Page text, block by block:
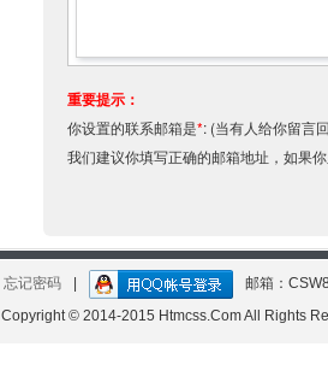
重要提示：
你设置的联系邮箱是*: (当有人给你留言
我们建议你填写正确的邮箱地址，如果
忘记密码
邮箱：
Copyright © 2014-2015 Htmcss.Com All Rights